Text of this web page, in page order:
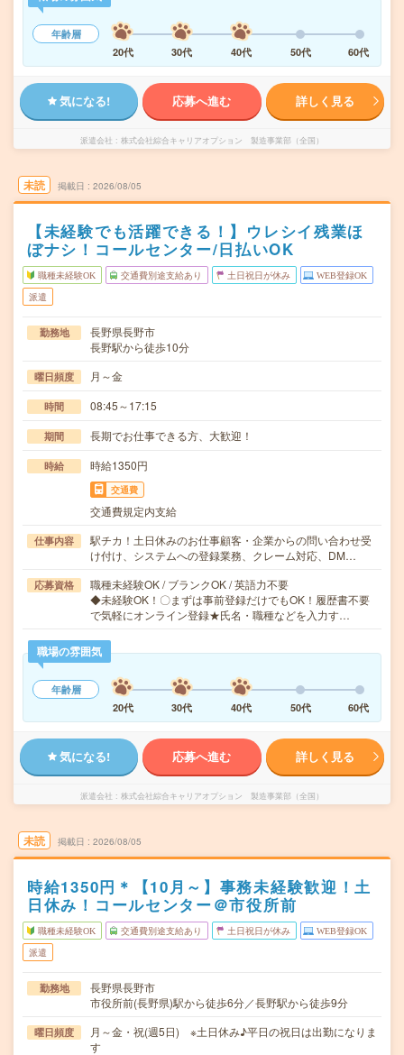
年齢層
20代
30代 40代 50代 60代
気になる! 応募へ進む 詳しく見る
派遣会社 株式会社綜合キャリアオプション 製造事業部（全国）
未読 掲載日 2026/08/05
【未経験でも活躍できる！】ウレシイ残業ほ
ぼナシ！コールセンター/日払いOK
職種未経験OK 交通費別途支給あり 土日祝日が休み WEB登録OK
派遣
勤務地
長野県長野市
長野駅から徒歩10分
曜日頻度 月～金
時間 08:45～17:15
期間 長期でお仕事できる方、大歓迎！
時給 時給1350円
交通費
交通費規定内支給
仕事内容
駅チカ！土日休みのお仕事顧客・企業からの問い合わせ受
け付け、システムへの登録業務、クレーム対応、DM…
応募資格
職種未経験OK / ブランクOK / 英語力不要
◆未経験OK！〇まずは事前登録だけでもOK！履歴書不要
で気軽にオンライン登録★氏名・職種などを入力す…
職場の雰囲気
年齢層
20代
30代 40代 50代 60代
気になる! 応募へ進む 詳しく見る
派遣会社 株式会社綜合キャリアオプション 製造事業部（全国）
未読 掲載日 2026/08/05
時給1350円＊【10月～】事務未経験歓迎！土
日休み！コールセンター＠市役所前
職種未経験OK 交通費別途支給あり 土日祝日が休み WEB登録OK
派遣
勤務地
長野県長野市
市役所前(長野県)駅から徒歩6分／長野駅から徒歩9分
曜日頻度
月～金・祝(週5日) ※土日休み♪平日の祝日は出勤になりま
す